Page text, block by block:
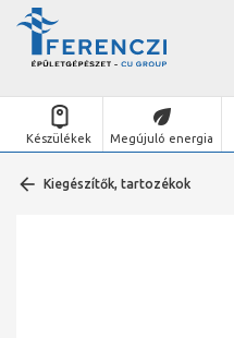
Készülékek Megújuló energia
Kiegészítők, tartozékok